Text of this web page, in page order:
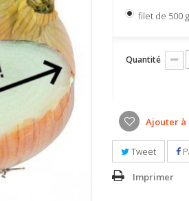
filet de 500 g
Quantité
Ajouter à
Tweet
Imprimer